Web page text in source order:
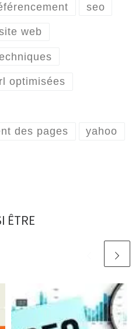
seo
web
optimisées
des pages yahoo
ÊTRE